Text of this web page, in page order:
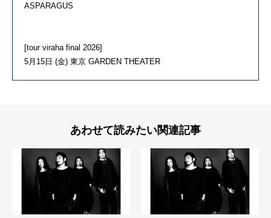
ASPARAGUS
[tour viraha final 2026]
5月15日 (金) 東京 GARDEN THEATER
あわせて読みたい関連記事